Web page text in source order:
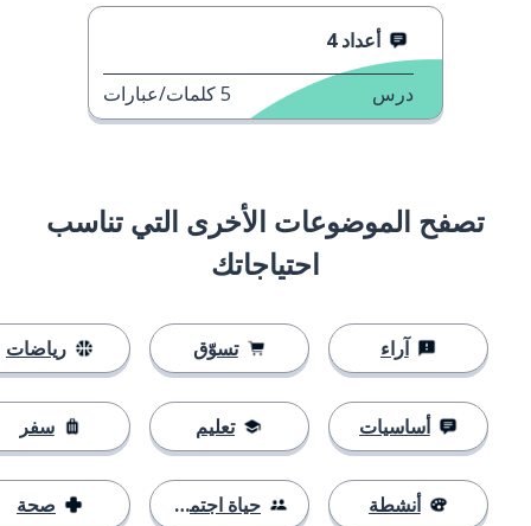
أعداد 4
درس 5كلمات/عبارات
تصفح الموضوعات الأخرى التي تناسب
احتياجاتك
آراء
أساسيات
أنشطة
تسوّق
تعليم
حياة اجتماعية
رياضات
سفر
صحة